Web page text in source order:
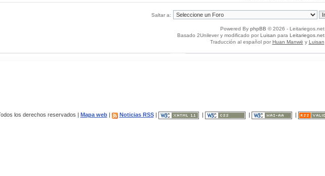
Saltar a:
Powered By phpBB © 2026 - Leitariegos.net
Basado 2Unilever y modificado por Luisan para Leitariegos.net
Traducción al español por Huan Manwë y Luisan
los derechos reservados | Mapa web| Noticias RSS|